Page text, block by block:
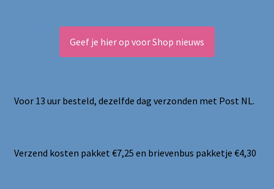
Geef je hier op voor Shop nieuws
Voor 13 uur besteld, dezelfde dag verzonden met Post NL.
Verzend kosten pakket €7,25 en brievenbus pakketje €4,30